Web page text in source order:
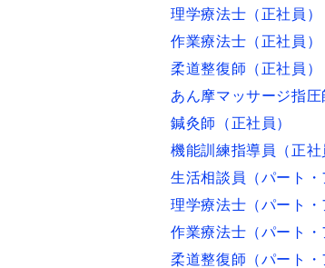
理学療法士（正社員）
作業療法士（正社員）
柔道整復師（正社員）
あん摩マッサージ指圧
鍼灸師（正社員）
機能訓練指導員（正社
生活相談員（パート・
理学療法士（パート・
作業療法士（パート・
柔道整復師（パート・